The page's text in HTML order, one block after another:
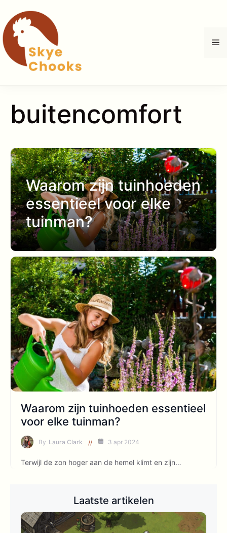
naar
de
inhoud
buitencomfort
Waarom zijn tuinhoeden
essentieel voor elke
tuinman?
Waarom zijn tuinhoeden essentieel
voor elke tuinman?
By Laura Clark 3 apr 2024
Terwijl de zon hoger aan de hemel klimt en zijn…
Laatste artikelen